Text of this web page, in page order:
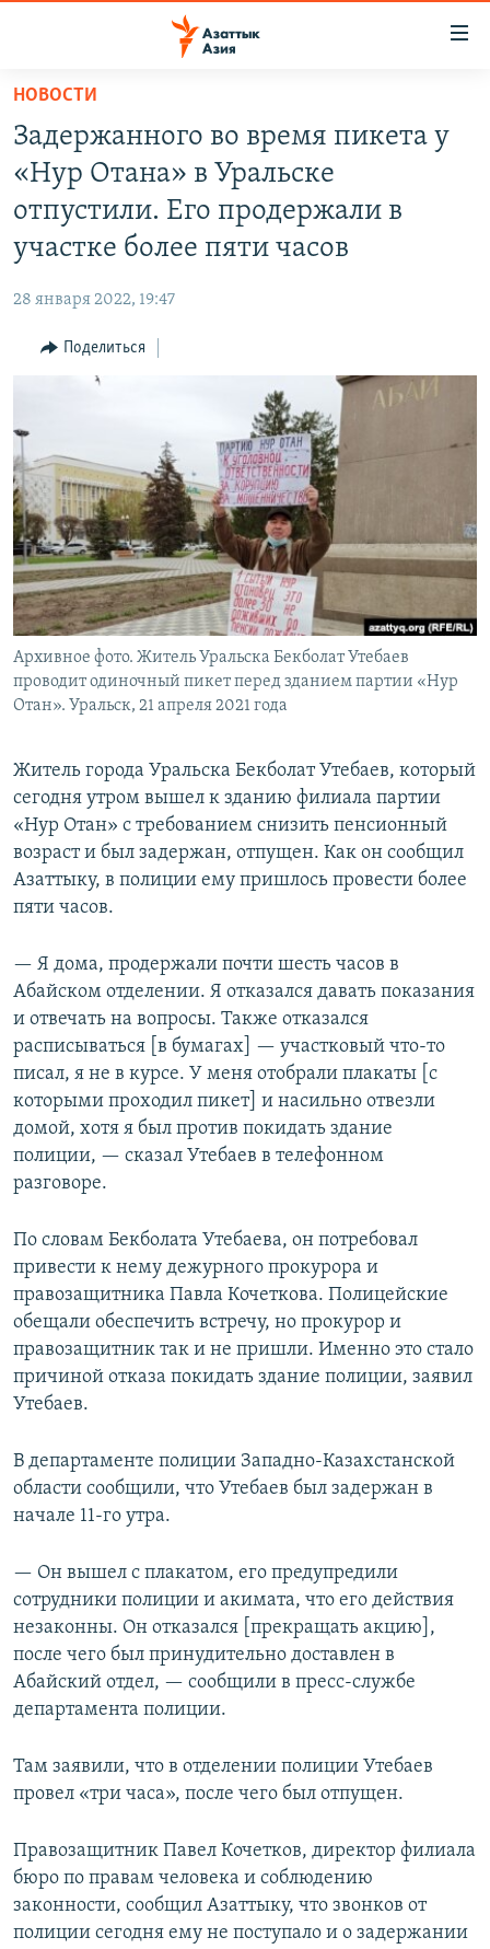
Вернуться
основному
содержанию
Вернутся
главной
Вернутся
поиску
КАЗАХСТАН
НОВОСТИ
ВОЙНА В УКРАИНЕ
НА ДРУГИХ ЯЗЫКАХ
КЫРГЫЗЧА
ЎЗБЕКЧА
ПОДПИШИТЕСЬ НА НАС В СОЦСЕТЯХ
НОВОСТИ
Задержанного во время пикета у
«Нур Отана» в Уральске
отпустили. Его продержали в
участке более пяти часов
28 января 2022, 19:47
Поделиться
Архивное фото. Житель Уральска Бекболат Утебаев
проводит одиночный пикет перед зданием партии «Нур
Отан». Уральск, 21 апреля 2021 года
Житель города Уральска Бекболат Утебаев, который
сегодня утром вышел к зданию филиала партии
«Нур Отан» с требованием снизить пенсионный
возраст и был задержан, отпущен. Как он сообщил
Азаттыку, в полиции ему пришлось провести более
пяти часов.
— Я дома, продержали почти шесть часов в
Абайском отделении. Я отказался давать показания
и отвечать на вопросы. Также отказался
расписываться [в бумагах] — участковый что-то
писал, я не в курсе. У меня отобрали плакаты [с
которыми проходил пикет] и насильно отвезли
домой, хотя я был против покидать здание
полиции, — сказал Утебаев в телефонном
разговоре.
По словам Бекболата Утебаева, он потребовал
привести к нему дежурного прокурора и
правозащитника Павла Кочеткова. Полицейские
обещали обеспечить встречу, но прокурор и
правозащитник так и не пришли. Именно это стало
причиной отказа покидать здание полиции, заявил
Утебаев.
В департаменте полиции Западно-Казахстанской
области сообщили, что Утебаев был задержан в
начале 11-го утра.
— Он вышел с плакатом, его предупредили
сотрудники полиции и акимата, что его действия
незаконны. Он отказался [прекращать акцию],
после чего был принудительно доставлен в
Абайский отдел, — сообщили в пресс-службе
департамента полиции.
Там заявили, что в отделении полиции Утебаев
провел «три часа», после чего был отпущен.
Правозащитник Павел Кочетков, директор филиала
бюро по правам человека и соблюдению
законности, сообщил Азаттыку, что звонков от
полиции сегодня ему не поступало и о задержании